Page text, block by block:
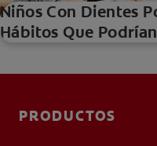
Niños Con Dientes
Hábitos Que
PRODUCTOS